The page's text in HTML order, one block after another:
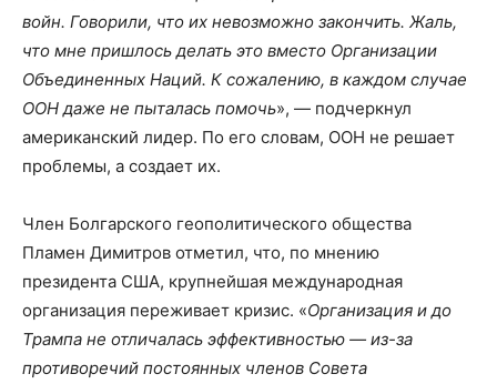
войн. Говорили, что их невозможно закончить. Жаль,
что мне пришлось делать это вместо Организации
Объединенных Наций. К сожалению, в каждом случае
ООН даже не пыталась помочь», — подчеркнул
американский лидер. По его словам, ООН не решает
проблемы, а создает их.
Член Болгарского геополитического общества
Пламен Димитров отметил, что, по мнению
президента США, крупнейшая международная
организация переживает кризис. «Организация и до
Трампа не отличалась эффективностью — из-за
противоречий постоянных членов Совета